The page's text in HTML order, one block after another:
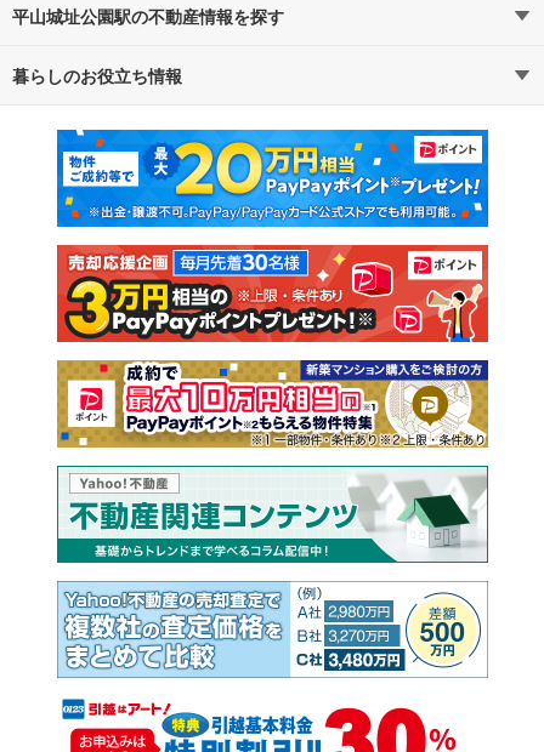
平山城址公園駅の不動産情報を探す
不動産・住宅
新築マンション 中古マンション
新築一戸建て 中古一戸建て
注文住宅 土地
売却査定
暮らしのお役立ち情報
マンションカタログ 教えて！住まいの先生